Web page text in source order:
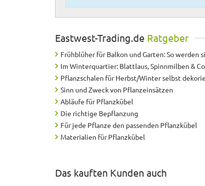
Eastwest-Trading.de Ratgeber
Frühblüher für Balkon und Garten: So werden
Im Winterquartier: Blattlaus, Spinnmilben &
Pflanzschalen für Herbst/Winter selbst
Sinn und Zweck von Pflanzeinsätzen
Abläufe für Pflanzkübel
Die richtige Bepflanzung
Für jede Pflanze den passenden Pflanzkübel
Materialien für Pflanzkübel
Das kauften Kunden auch